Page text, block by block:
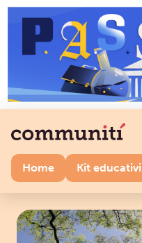
Home Kit educativi